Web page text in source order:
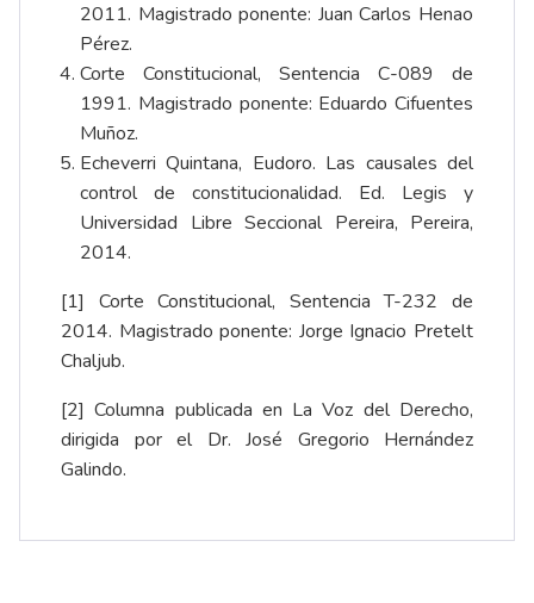
2011. Magistrado ponente: Juan Carlos Henao
Pérez.
Corte Constitucional, Sentencia C-089 de
1991. Magistrado ponente: Eduardo Cifuentes
Muñoz.
Echeverri Quintana, Eudoro. Las causales del
control de constitucionalidad. Ed. Legis y
Universidad Libre Seccional Pereira, Pereira,
2014.
[1] Corte Constitucional, Sentencia T-232 de
2014. Magistrado ponente: Jorge Ignacio Pretelt
Chaljub.
[2] Columna publicada en La Voz del Derecho,
dirigida por el Dr. José Gregorio Hernández
Galindo.